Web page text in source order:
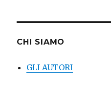
CHI SIAMO
GLI AUTORI